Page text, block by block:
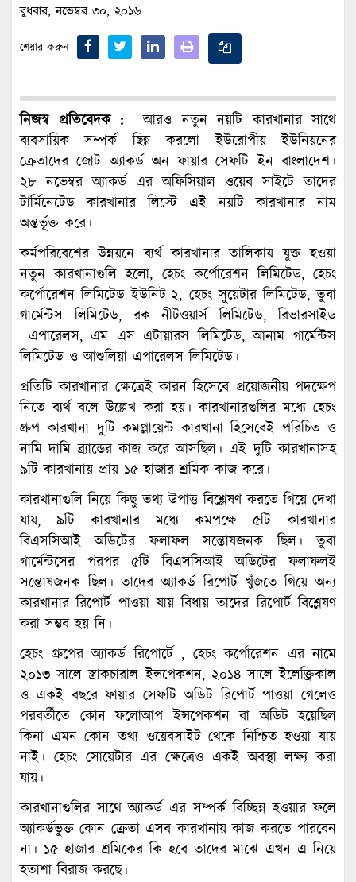
বুধবার, নভেম্বর ৩০, ২০১৬
শেয়ার করুন
নিজস্ব প্রতিবেদক :
আরও নতুন নয়টি কারখানার সাথে
ব্যবসায়িক সম্পর্ক ছিন্ন করলো ইউরোপীয় ইউনিয়নের
ক্রেতাদের জোট অ্যাকর্ড অন ফায়ার সেফটি ইন বাংলাদেশ।
২৮ নভেম্বর অ্যাকর্ড এর অফিসিয়াল ওয়েব সাইটে তাদের
টার্মিনেটেড কারখানার লিস্টে এই নয়টি কারখানার নাম
অন্তর্ভূক্ত করে।
কর্মপরিবেশের উন্নয়নে ব্যর্থ কারখানার তালিকায় যুক্ত হওয়া
নতুন কারখানাগুলি হলো, হেচং কর্পোরেশন লিমিটেড, হেচং
কর্পোরেশন লিমিটেড ইউনিট-২, হেচং সুয়েটার লিমিটেড, তুবা
গার্মেন্টস লিমিটেড, রক নীটওয়ার্স লিমিটেড, রিভারসাইড
এপারেলস, এম এস এটায়ারস লিমিটেড, আনাম গার্মেন্টস
লিমিটেড ও আশুলিয়া এপারেলস লিমিটেড।
প্রতিটি কারখানার ক্ষেত্রেই কারন হিসেবে প্রয়োজনীয় পদক্ষেপ
নিতে ব্যর্থ বলে উল্লেখ করা হয়। কারখানারগুলির মধ্যে হেচং
গ্রুপ কারখানা দুটি কমপ্লায়েন্ট কারখানা হিসেবেই পরিচিত ও
নামি দামি ব্র্যান্ডের কাজ করে আসছিল। এই দুটি কারখানাসহ
৯টি কারখানায় প্রায় ১৫ হাজার শ্রমিক কাজ করে।
কারখানাগুলি নিয়ে কিছু তথ্য উপাত্ত বিশ্লেষণ করতে গিয়ে দেখা
যায়, ৯টি কারখানার মধ্যে কমপক্ষে ৫টি কারখানার
বিএসসিআই অডিটের ফলাফল সন্তোষজনক ছিল। তুবা
গার্মেন্টসের পরপর ৫টি বিএসসিআই অডিটের ফলাফলই
সন্তোষজনক ছিল। তাদের অ্যাকর্ড রিপোর্ট খুঁজতে গিয়ে অন্য
কারখানার রিপোর্ট পাওয়া যায় বিধায় তাদের রিপোর্ট বিশ্লেষণ
করা সম্ভব হয় নি।
হেচং গ্রুপের অ্যাকর্ড রিপোর্টে , হেচং কর্পোরেশন এর নামে
২০১৩ সালে স্ত্রাকচারাল ইন্সপেকশন, ২০১৪ সালে ইলেক্ত্রিকাল
ও একই বছরে ফায়ার সেফটি অডিট রিপোর্ট পাওয়া গেলেও
পরবর্তীতে কোন ফলোআপ ইন্সপেকশন বা অডিট হয়েছিল
কিনা এমন কোন তথ্য ওয়েবসাইট থেকে নিশ্চিত হওয়া যায়
নাই। হেচং সোয়েটার এর ক্ষেত্রেও একই অবস্থা লক্ষ্য করা
যায়।
কারখানাগুলির সাথে অ্যাকর্ড এর সম্পর্ক বিচ্ছিন্ন হওয়ার ফলে
অ্যাকর্ডভুক্ত কোন ক্রেতা এসব কারখানায় কাজ করতে পারবেন
না। ১৫ হাজার শ্রমিকের কি হবে তাদের মাঝে এখন এ নিয়ে
হতাশা বিরাজ করছে।